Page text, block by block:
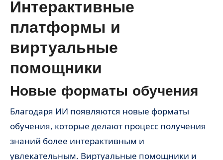
Интерактивные
платформы и
виртуальные
помощники
Новые форматы обучения
Благодаря ИИ появляются новые форматы
обучения, которые делают процесс получения
знаний более интерактивным и
увлекательным. Виртуальные помощники и